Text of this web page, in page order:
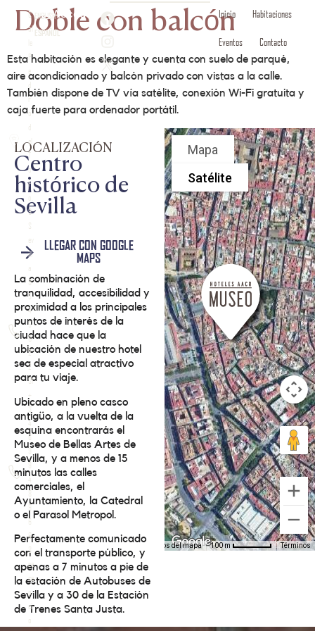
C
al
le
P
e
d
r
o
d
el
T
o
r
o,
9
S
ev
ill
a
9
5
4
5
0
2
2
31
+
3
4
6
9
9
4
8
9
6
6
3
re
ce
p
ci
o
ENGLISH
ESPAÑOL
Acceder Inicio Habitaciones
Eventos Contacto
Doble con balcón
Esta habitación es elegante y cuenta con suelo de parqué,
aire acondicionado y balcón privado con vistas a la calle.
También dispone de TV vía satélite, conexión Wi-Fi gratuita y
caja fuerte para ordenador portátil.
LOCALIZACIÓN
Centro
histórico de
Sevilla
LLEGAR CON GOOGLE
MAPS
La combinación de
tranquilidad, accesibilidad y
proximidad a los principales
puntos de interés de la
ciudad hace que la
ubicación de nuestro hotel
sea de especial atractivo
para tu viaje.
Ubicado en pleno casco
antigüo, a la vuelta de la
esquina encontrarás el
Museo de Bellas Artes de
Sevilla, y a menos de 15
minutos las calles
comerciales, el
Ayuntamiento, la Catedral
o el Parasol Metropol.
Perfectamente comunicado
con el transporte público, y
apenas a 7 minutos a pie de
la estación de Autobuses de
Sevilla y a 30 de la Estación
de Trenes Santa Justa.